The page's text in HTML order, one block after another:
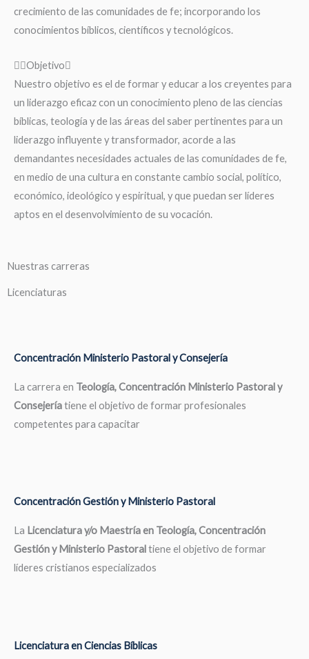
crecimiento de las comunidades de fe; incorporando los
conocimientos bíblicos, científicos y tecnológicos.
Objetivo
Nuestro objetivo es el de formar y educar a los creyentes para
un liderazgo eficaz con un conocimiento pleno de las ciencias
bíblicas, teología y de las áreas del saber pertinentes para un
liderazgo influyente y transformador, acorde a las
demandantes necesidades actuales de las comunidades de fe,
en medio de una cultura en constante cambio social, político,
económico, ideológico y espiritual, y que puedan ser líderes
aptos en el desenvolvimiento de su vocación.
Nuestras carreras
Licenciaturas
Concentración Ministerio Pastoral y Consejería
La carrera en Teología, Concentración Ministerio Pastoral y
Consejeríatiene el objetivo de formar profesionales
competentes para capacitar
Concentración Gestión y Ministerio Pastoral
La Licenciatura y/o Maestría en Teología, Concentración
Gestión y Ministerio Pastoraltiene el objetivo de formar
líderes cristianos especializados
Licenciatura en Ciencias Bíblicas